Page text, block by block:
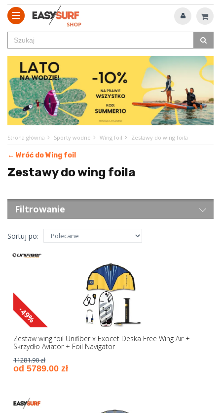
Strona główna Sporty wodne Wing foil Zestawy do wing foila
← Wróć do Wing foil
Zestawy do wing foila
Filtrowanie
Sortuj po:
-49%
Zestaw wing foil Unifiber x Exocet Deska Free Wing Air +
Skrzydło Aviator + Foil Navigator
11281.90 zł
od 5789.00 zł